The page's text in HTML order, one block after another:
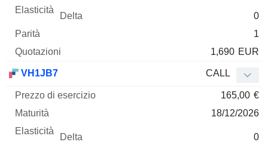
0
1
1,690 EUR
VH1JB7 CALL
165,00 €
18/12/2026
0